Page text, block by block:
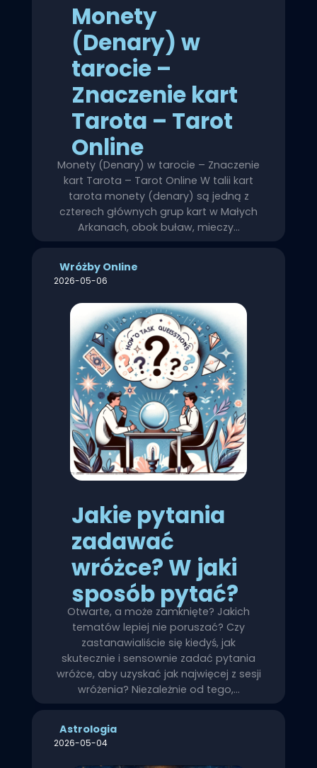
Monety
(Denary) w
tarocie –
Znaczenie kart
Tarota – Tarot
Online
Monety (Denary) w tarocie – Znaczenie
kart Tarota – Tarot Online W talii kart
tarota monety (denary) są jedną z
czterech głównych grup kart w Małych
Arkanach, obok buław, mieczy…
Wróżby Online
2026-05-06
Jakie pytania
zadawać
wróżce? W jaki
sposób pytać?
Otwarte, a może zamknięte? Jakich
tematów lepiej nie poruszać? Czy
zastanawialiście się kiedyś, jak
skutecznie i sensownie zadać pytania
wróżce, aby uzyskać jak najwięcej z sesji
wróżenia? Niezależnie od tego,…
Astrologia
2026-05-04